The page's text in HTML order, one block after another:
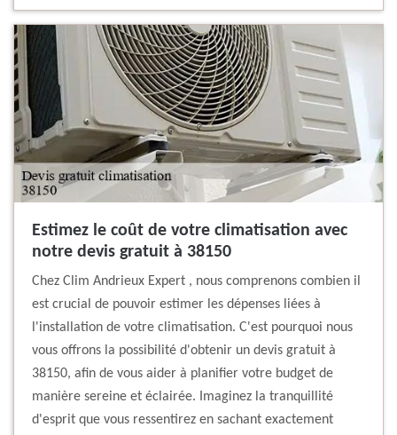
Estimez le coût de votre climatisation avec
notre devis gratuit à 38150
Chez Clim Andrieux Expert , nous comprenons combien il
est crucial de pouvoir estimer les dépenses liées à
l'installation de votre climatisation. C'est pourquoi nous
vous offrons la possibilité d'obtenir un devis gratuit à
38150, afin de vous aider à planifier votre budget de
manière sereine et éclairée. Imaginez la tranquillité
d'esprit que vous ressentirez en sachant exactement